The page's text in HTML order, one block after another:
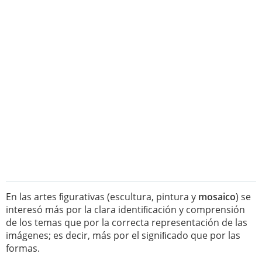
En las artes ﬁgurativas (escultura, pintura y mosaico) se
interesó más por la clara identiﬁcación y comprensión
de los temas que por la correcta representación de las
imágenes; es decir, más por el signiﬁcado que por las
formas.